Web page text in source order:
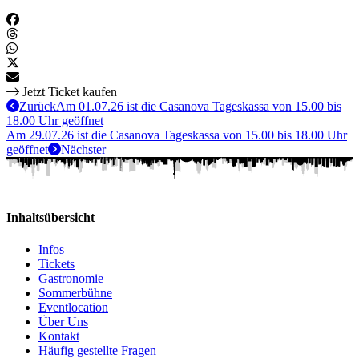
Jetzt Ticket kaufen
ZurückAm 01.07.26 ist die Casanova Tageskassa von 15.00 bis
18.00 Uhr geöffnet
Am 29.07.26 ist die Casanova Tageskassa von 15.00 bis 18.00 Uhr
geöffnet
Nächster
Inhaltsübersicht
Infos
Tickets
Gastronomie
Sommerbühne
Eventlocation
Über Uns
Kontakt
Häufig gestellte Fragen